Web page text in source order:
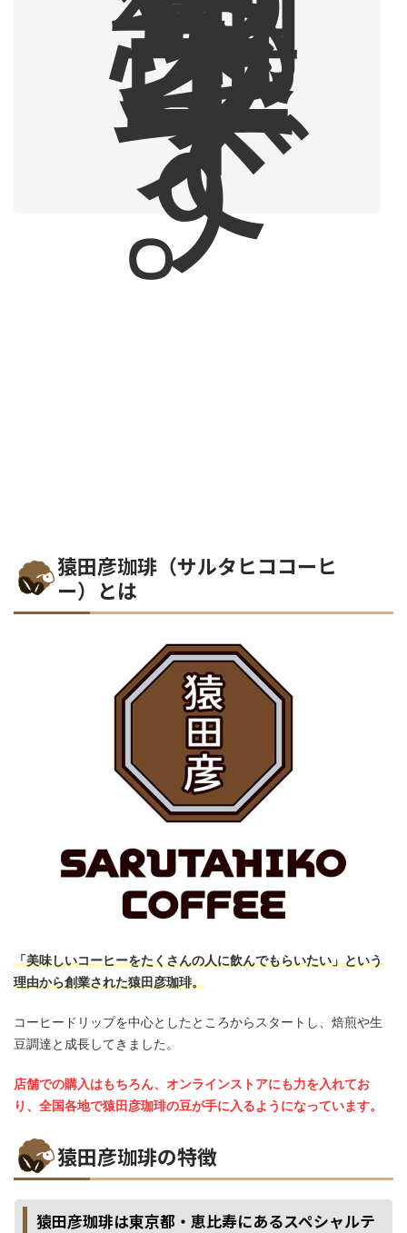
ラ
イ
タ
ー
で
す
。
猿田彦珈琲（サルタヒココーヒ
ー）とは
「美味しいコーヒーをたくさんの人に飲んでもらいたい」という
理由から創業された猿田彦珈琲。
コーヒードリップを中心としたところからスタートし、焙煎や生
豆調達と成長してきました。
店舗での購入はもちろん、オンラインストアにも力を入れてお
り、全国各地で猿田彦珈琲の豆が手に入るようになっています。
猿田彦珈琲の特徴
猿田彦珈琲は東京都・恵比寿にあるスペシャルテ